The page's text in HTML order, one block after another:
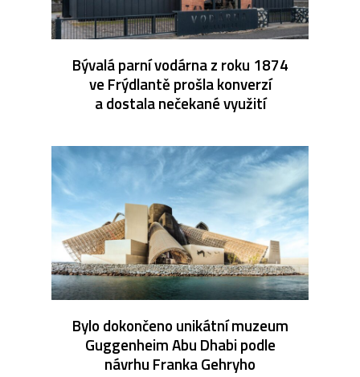
Bývalá parní vodárna z roku 1874
ve Frýdlantě prošla konverzí
a dostala nečekané využití
Bylo dokončeno unikátní muzeum
Guggenheim Abu Dhabi podle
návrhu Franka Gehryho